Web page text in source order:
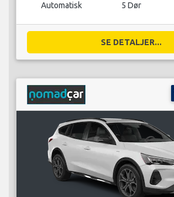
Automatisk 5 Dør
SE DETALJER...